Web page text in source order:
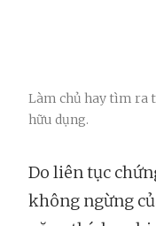
Làm chủ hay tìm ra
hữu dụng.
Do liên tục
không ngừng